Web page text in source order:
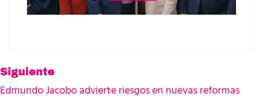
Siguiente
Edmundo Jacobo advierte riesgos en nuevas reformas